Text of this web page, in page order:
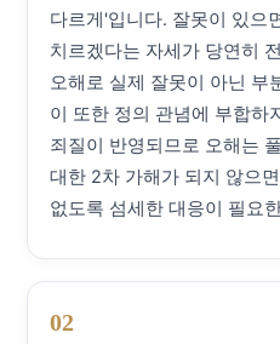
다르게'입니다. 잘못이 있으
치르겠다는 자세가 당연히
오해로 실제 잘못이 아닌 부
이 또한 정의 관념에 부합하
죄질이 반영되므로 오해는
대한 2차 가해가 되지 않으
없도록 섬세한 대응이 필요
02